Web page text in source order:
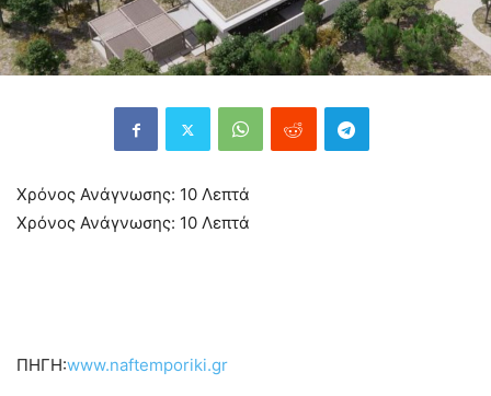
Χρόνος Ανάγνωσης: 10 Λεπτά
Χρόνος Ανάγνωσης: 10 Λεπτά
ΠΗΓΗ:www.naftemporiki.gr